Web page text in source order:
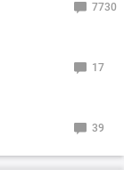
7730
17
39